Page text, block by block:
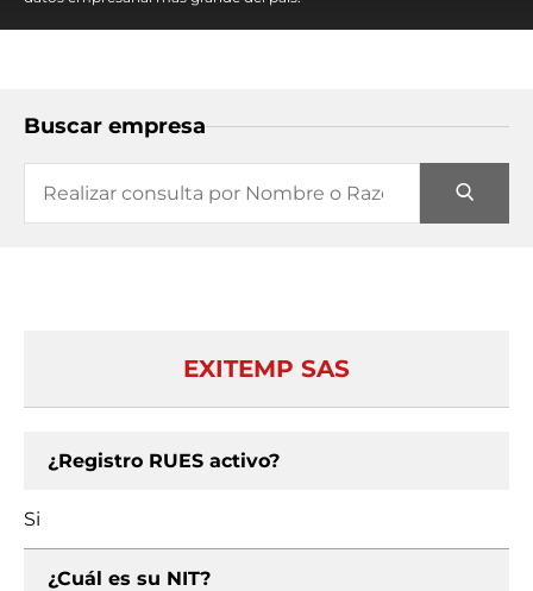
Buscar empresa
EXITEMP SAS
¿Registro RUES activo?
Si
¿Cuál es su NIT?